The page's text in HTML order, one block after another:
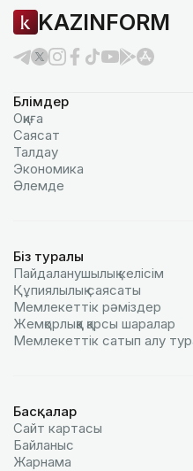
KAZINFORM
Бөлімдер
Оқиға
Саясат
Талдау
Экономика
Әлемде
Біз туралы
Пайдаланушылық келiciм
Құпиялылық саясаты
Мемлекеттік рәміздер
Жемқорлыққа қарсы шаралар
Мемлекеттік сатып алу
Басқалар
Сайт картасы
Байланыс
Жарнама